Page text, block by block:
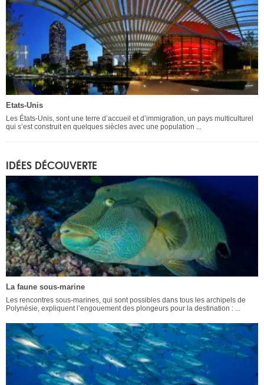
Etats-Unis
Les États-Unis, sont une terre d’accueil et d’immigration, un pays multiculturel
qui s’est construit en quelques siècles avec une population ...
IDÉES DÉCOUVERTE
La faune sous-marine
Les rencontres sous-marines, qui sont possibles dans tous les archipels de
Polynésie, expliquent l’engouement des plongeurs pour la destination : ...